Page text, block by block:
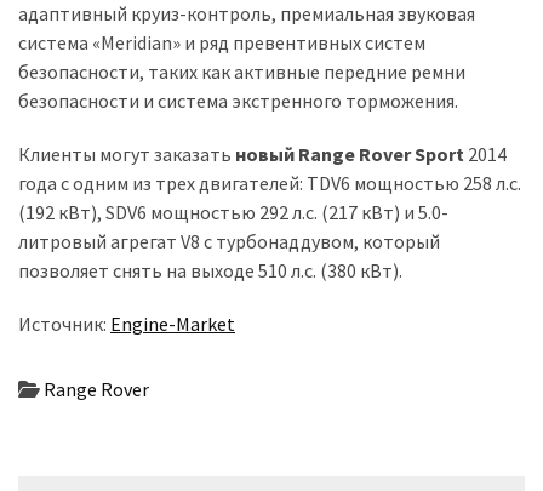
адаптивный круиз-контроль, премиальная звуковая
система «Meridian» и ряд превентивных систем
безопасности, таких как активные передние ремни
безопасности и система экстренного торможения.
Клиенты могут заказать новый Range Rover Sport 2014
года с одним из трех двигателей: TDV6 мощностью 258 л.с.
(192 кВт), SDV6 мощностью 292 л.с. (217 кВт) и 5.0-
литровый агрегат V8 с турбонаддувом, который
позволяет снять на выходе 510 л.с. (380 кВт).
Источник: Engine-Market
Range Rover